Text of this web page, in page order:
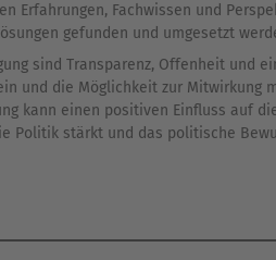
Erfahrungen, Fachwissen und
gefunden und umgesetzt
sind Transparenz, Offenheit und
und die Möglichkeit zur Mitwirkung
kann einen positiven Einfluss auf
Politik stärkt und das politische